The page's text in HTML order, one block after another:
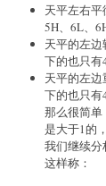
天平左右平
5H、6L、
天平的左
下的也只有
天平的左
下的也只有
那么很简
是大于1的
我们继续分
这样称：